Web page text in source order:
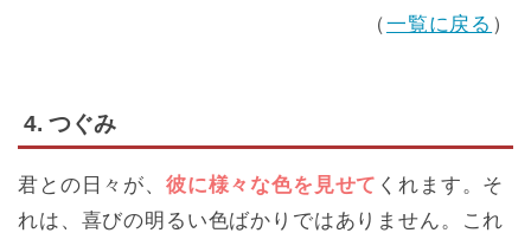
（一覧に戻る ）
4. つぐみ
君との日々が、 彼に様々な色を見せて くれます。そ
れは、喜びの明るい色ばかりではありません。これ